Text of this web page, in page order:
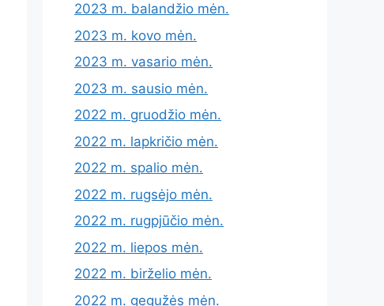
2023 m. balandžio mėn.
2023 m. kovo mėn.
2023 m. vasario mėn.
2023 m. sausio mėn.
2022 m. gruodžio mėn.
2022 m. lapkričio mėn.
2022 m. spalio mėn.
2022 m. rugsėjo mėn.
2022 m. rugpjūčio mėn.
2022 m. liepos mėn.
2022 m. birželio mėn.
2022 m. gegužės mėn.